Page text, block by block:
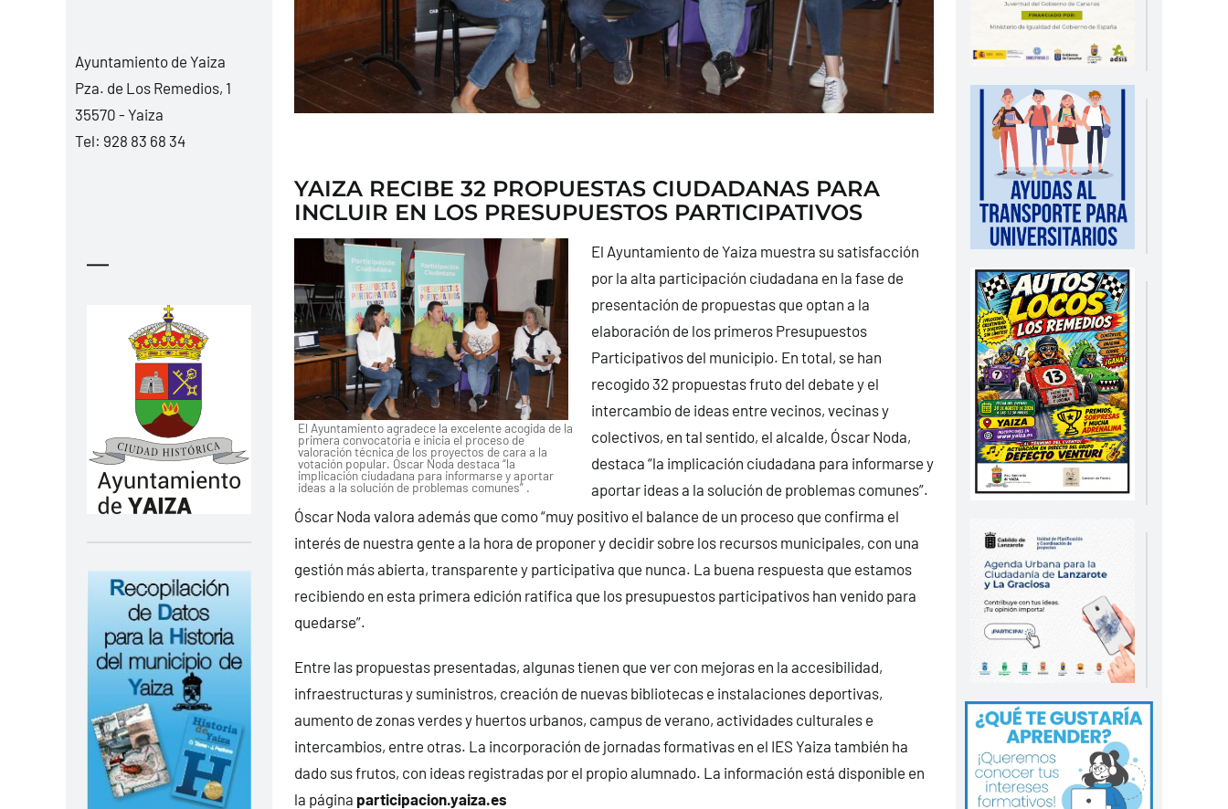
Ayuntamiento de Yaiza
Pza. de Los Remedios, 1
35570 - Yaiza
Tel: 928 83 68 34
—
YAIZA RECIBE 32 PROPUESTAS CIUDADANAS PARA
INCLUIR EN LOS PRESUPUESTOS PARTICIPATIVOS
El Ayuntamiento agradece la excelente acogida de la
primera convocatoria e inicia el proceso de
valoración técnica de los proyectos de cara a la
votación popular. Óscar Noda destaca “la
implicación ciudadana para informarse y aportar
ideas a la solución de problemas comunes” .
El Ayuntamiento de Yaiza muestra su satisfacción
por la alta participación ciudadana en la fase de
presentación de propuestas que optan a la
elaboración de los primeros Presupuestos
Participativos del municipio. En total, se han
recogido 32 propuestas fruto del debate y el
intercambio de ideas entre vecinos, vecinas y
colectivos, en tal sentido, el alcalde, Óscar Noda,
destaca “la implicación ciudadana para informarse y
aportar ideas a la solución de problemas comunes”.
Óscar Noda valora además que como “muy positivo el balance de un proceso que confirma el
interés de nuestra gente a la hora de proponer y decidir sobre los recursos municipales, con una
gestión más abierta, transparente y participativa que nunca. La buena respuesta que estamos
recibiendo en esta primera edición ratifica que los presupuestos participativos han venido para
quedarse”.
Entre las propuestas presentadas, algunas tienen que ver con mejoras en la accesibilidad,
infraestructuras y suministros, creación de nuevas bibliotecas e instalaciones deportivas,
aumento de zonas verdes y huertos urbanos, campus de verano, actividades culturales e
intercambios, entre otras. La incorporación de jornadas formativas en el IES Yaiza también ha
dado sus frutos, con ideas registradas por el propio alumnado. La información está disponible en
la página participacion.yaiza.es